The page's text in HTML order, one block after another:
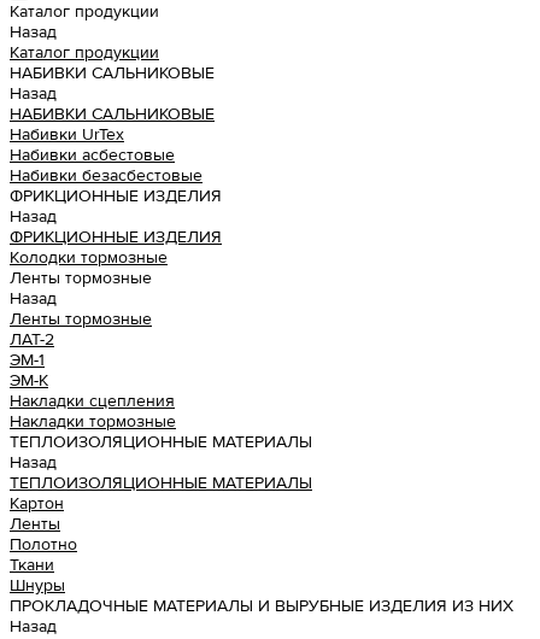
Каталог продукции
Назад
Каталог продукции
НАБИВКИ САЛЬНИКОВЫЕ
Назад
НАБИВКИ САЛЬНИКОВЫЕ
Набивки UrTex
Набивки асбестовые
Набивки безасбестовые
ФРИКЦИОННЫЕ ИЗДЕЛИЯ
Назад
ФРИКЦИОННЫЕ ИЗДЕЛИЯ
Колодки тормозные
Ленты тормозные
Назад
Ленты тормозные
ЛАТ-2
ЭМ-1
ЭМ-К
Накладки сцепления
Накладки тормозные
ТЕПЛОИЗОЛЯЦИОННЫЕ МАТЕРИАЛЫ
Назад
ТЕПЛОИЗОЛЯЦИОННЫЕ МАТЕРИАЛЫ
Картон
Ленты
Полотно
Ткани
Шнуры
ПРОКЛАДОЧНЫЕ МАТЕРИАЛЫ И ВЫРУБНЫЕ ИЗДЕЛИЯ ИЗ НИХ
Назад